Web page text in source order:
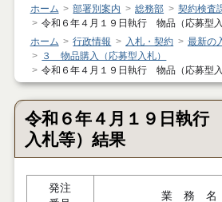
ホーム
部署別案内 総務部
契約検査
令和６年４月１９日執行 物品（応募型
ホーム
行政情報 入札・契約
最新の
３ 物品購入（応募型入札）
令和６年４月１９日執行 物品（応募型
令和６年４月１９日執
入札等）結果
発注
業 務 名